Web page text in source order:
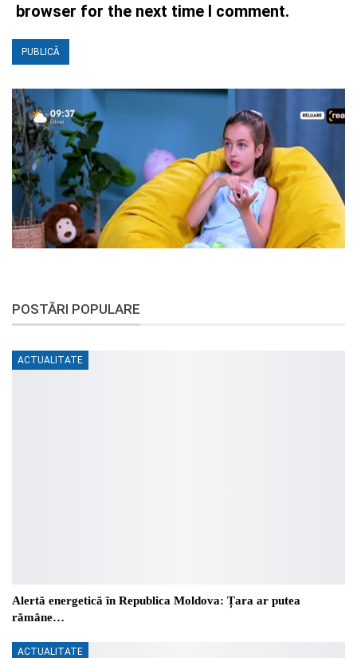
browser for the next time I comment.
POSTĂRI POPULARE
ACTUALITATE
Alertă energetică în Republica Moldova: Țara ar putea
rămâne…
ACTUALITATE